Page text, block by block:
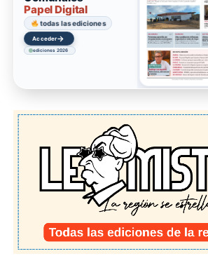
Papel Digital
todas las ediciones
Acceder→
ediciones 2026